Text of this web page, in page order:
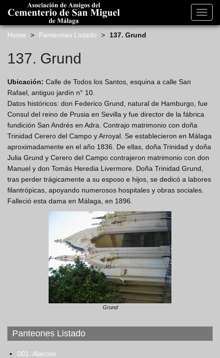
Home
> Panteones Listado > 137. Grund
137. Grund
Ubicación: Calle de Todos los Santos, esquina a calle San
Rafael, antiguo jardín n° 10.
Datos históricos: don Federico Grund, natural de Hamburgo, fue
Consul del reino de Prusia en Sevilla y fue director de la fábrica
fundición San Andrés en Adra. Contrajo matrimonio con doña
Trinidad Cerero del Campo y Arroyal. Se establecieron en Málaga
aproximadamente en el año 1836. De ellas, doña Trinidad y doña
Julia Grund y Cerero del Campo contrajeron matrimonio con don
Manuel y don Tomás Heredia Livermore. Doña Trinidad Grund,
tras perder trágicamente a su esposo e hijos, se dedicó a labores
filantrópicas, apoyando numerosos hospitales y obras sociales.
Falleció esta dama en Málaga, en 1896.
Grund
Panteones Listado
001. Alarcón